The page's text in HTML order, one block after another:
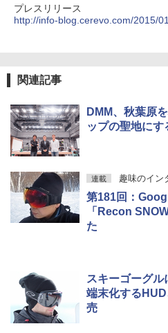
プレスリリース
http://info-blog.cerevo.com/2015/
関連記事
DMM、秋葉原
ップの聖地に
連載 趣味のイン
第181回：
「Recon
た
スキーゴーグ
端末化する
売